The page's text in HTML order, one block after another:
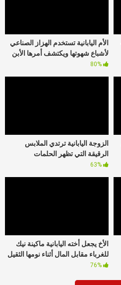
الأم اليابانية تستخدم الهزاز الصناعي
لأشباع شهوتها ويكتشف أمرها الأبن
الزوجة اليابانية ترتدي الملابس
الرقيقة التي تظهر الحلمات
الأخ يجعل أخته اليابانية ماكينة نيك
للغرباء مقابل المال أثناء نومها الثقيل